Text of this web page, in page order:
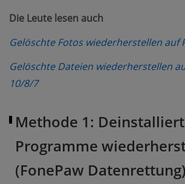
Die Leute lesen auch
Gelöschte Fotos wiederherstellen auf
Gelöschte Dateien wiederherstellen
10/8/7(opens new window)
Methode 1:
Programme
(FonePaw Datenrettung)